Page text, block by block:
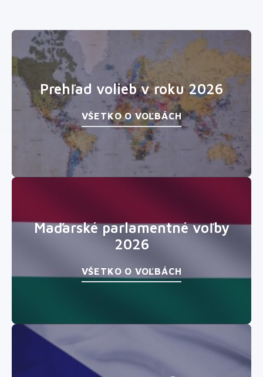
Prehľad volieb v roku 2026
VŠETKO O VOĽBÁCH
Maďarské parlamentné voľby
2026
VŠETKO O VOĽBÁCH